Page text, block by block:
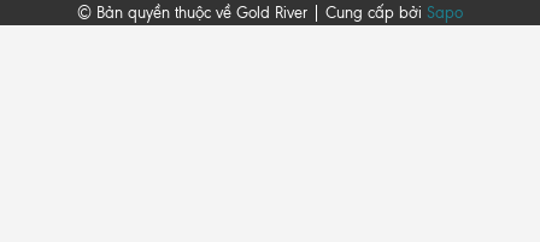
© Bản quyền thuộc về Gold River | Cung cấp bởi Sapo